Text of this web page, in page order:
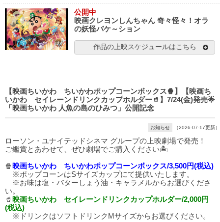
公開中
映画クレヨンしんちゃん 奇々怪々！オラ
の妖怪バケ～ション
作品の上映スケジュールはこちら
【映画ちいかわ ちいかわポップコーンボックス🍿】【映画ち
いかわ セイレーンドリンクカップホルダー🥤】7/24(金)発売🌟
「映画ちいかわ 人魚の島のひみつ」公開記念
お知らせ （2026-07-17更新）
ローソン・ユナイテッドシネマ グループの上映劇場で発売！
ご鑑賞とあわせて、ぜひ劇場でご購入ください🏝️
🍿映画ちいかわ ちいかわポップコーンボックス/3,500円(税込)
※ポップコーンはSサイズカップにて提供いたします。
※お味は塩・バターしょう油・キャラメルからお選びくださ
い。
🥤 映画ちいかわ セイレーンドリンクカップホルダー/2,000円
(税込)
※ドリンクはソフトドリンクMサイズからお選びください。